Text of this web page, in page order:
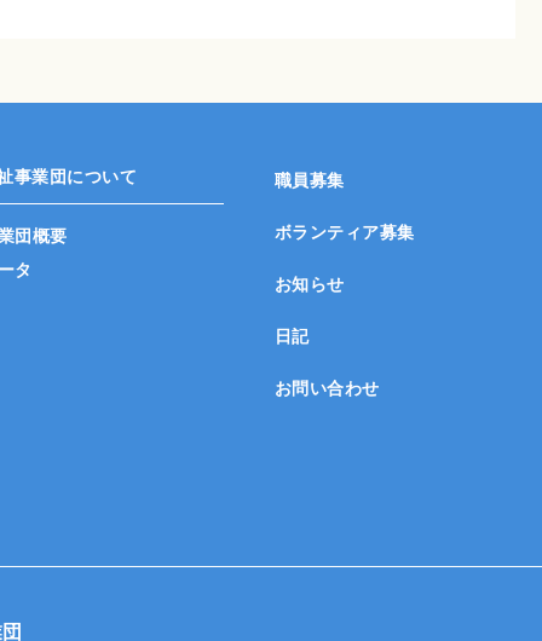
事業団について
団概要
タ
職員募集
ボランティア募集
お知らせ
日記
お問い合わせ